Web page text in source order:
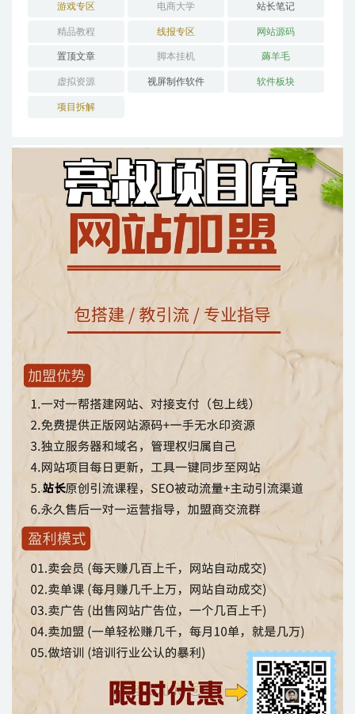
游戏专区 电商大学 站长笔记
精品教程 线报专区 网站源码
置顶文章 脚本挂机 薅羊毛
虚拟资源 视屏制作软件 软件板块
项目拆解